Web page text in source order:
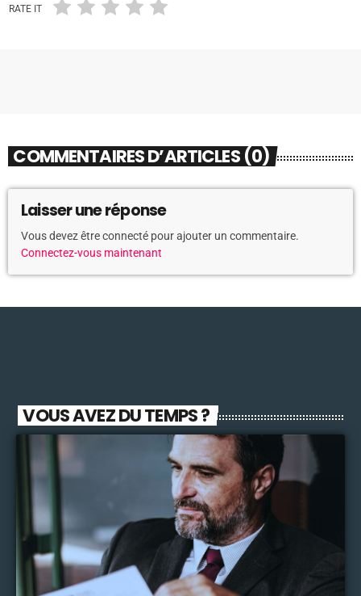
RATE IT
COMMENTAIRES D’ARTICLES (0)
Laisser une réponse
Vous devez être connecté pour ajouter un commentaire.
Connectez-vous maintenant
VOUS AVEZ DU TEMPS ?